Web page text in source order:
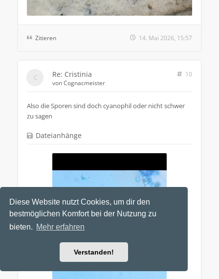
Diese Website nutzt Cookies, um dir den
bestmöglichen Komfort bei der Nutzung zu
bieten. Mehr erfahren
Verstanden!
Zitieren 14. Mai 2026, 15:57
Re: Cristinia
10
vonCognacmeister
Also die Sporen sind doch cyanophil oder nicht schwer
zu sagen
Dateianhänge